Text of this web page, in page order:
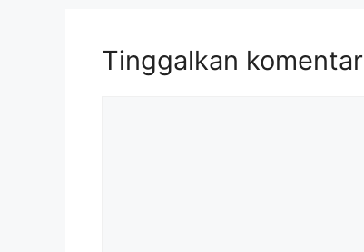
Tinggalkan komentar